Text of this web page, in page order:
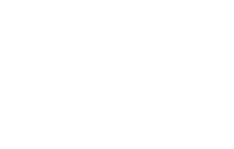
man Arthrose und Osteoporose einfach